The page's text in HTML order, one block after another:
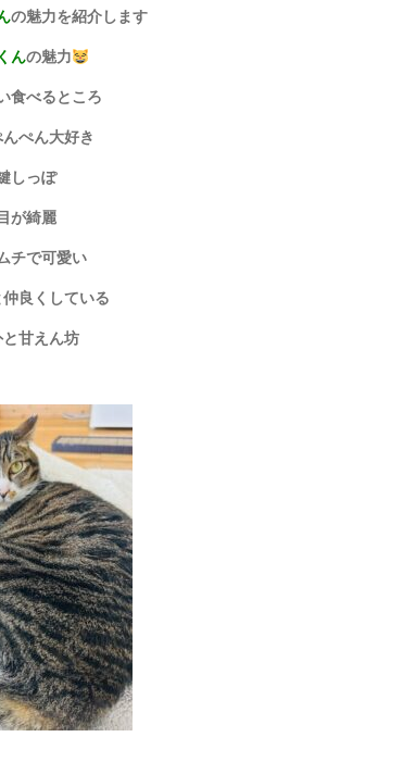
の魅力を紹介します
んの魅力
食べるところ
ぺん大好き
しっぽ
が綺麗
チで可愛い
良くしている
と甘えん坊